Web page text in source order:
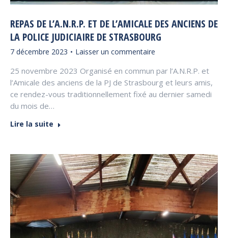
REPAS DE L’A.N.R.P. ET DE L’AMICALE DES ANCIENS DE
LA POLICE JUDICIAIRE DE STRASBOURG
7 décembre 2023 Laisser un commentaire
25 novembre 2023 Organisé en commun par l’A.N.R.P. et
l’Amicale des anciens de la PJ de Strasbourg et leurs amis,
ce rendez-vous traditionnellement fixé au dernier samedi
du mois de…
Lire la suite